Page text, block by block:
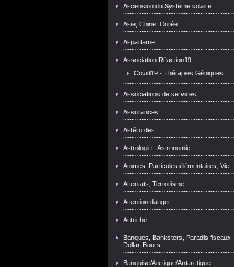
Ascension du Système solaire
Asie, Chine, Corée
Aspartame
Association Réaction19
Covid19 - Thérapies Géniques
Associations de services
Assurances
Astéroïdes
Astrologie - Astronomie
Atomes, Particules élémentaires, Vie
Attentats, Terrorisme
Attention danger
Autriche
Banques, Banksters, Paradis fiscaux,
Dollar, Bours
Banquise/Arctique/Antarctique